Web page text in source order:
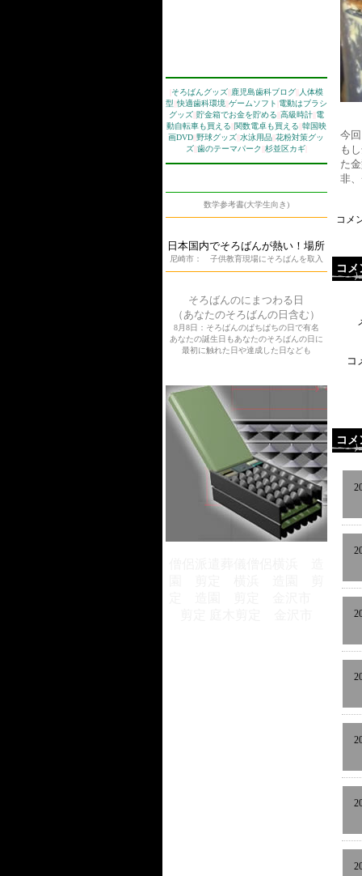
そろばんグッズ| 鹿児島歯科ブログ| 人体模
型 |快適歯科環境| ゲームソフト 電動はブラシ
グッズ| 貯金箱でお金を貯める 高級時計| 電
動自転車も買える 関数電卓も買える 韓国映
画DVD 野球グッズ 水泳用品 花粉対策グッ
ズ| 歯のテーマパーク 杉並区カギ|
数学参考書(大学生向き)
日本国内でそろばんが熱い！場所
尼崎市： 子供教育現場にそろばんを取入
そろばんのにまつわる日
（あなたのそろばんの日含む）
8月8日：そろばんのぱちぱちの日で有名
あなたの誕生日もあなたのそろばんの日に
最初に触れた日や達成した日なども
今
も
た
非
コメ
コメ
コ
コメ